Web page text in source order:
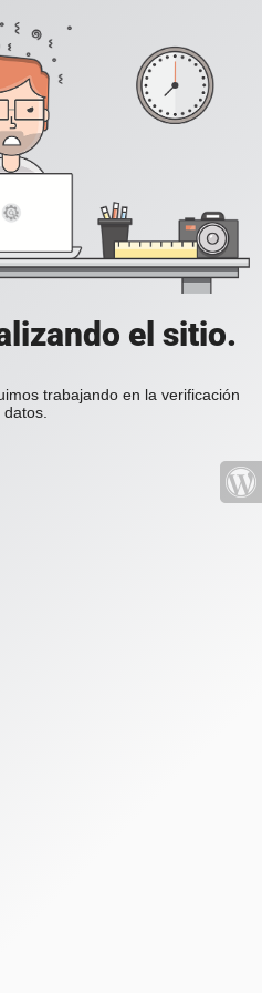
el sitio.
trabajando en la verificación